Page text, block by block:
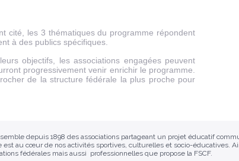
cité, les 3 thématiques du programme répondent
à des publics spécifiques.
objectifs, les associations engagées peuvent
progressivement venir enrichir le programme.
de la structure fédérale la plus proche pour
depuis 1898 des associations partageant un projet éducatif
est au cœur de nos activités sportives, culturelles et socio-éducatives.
fédérales mais aussi professionnelles que propose la FSCF.